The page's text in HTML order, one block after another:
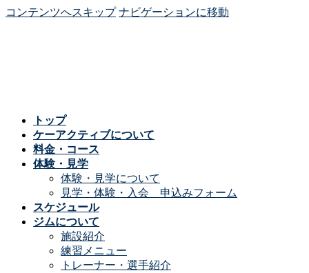
コンテンツへスキップ ナビゲーションに移動
トップ
ケーアクティブについて
料金・コース
体験・見学
体験・見学について
見学・体験・入会 申込みフォーム
スケジュール
ジムについて
施設紹介
練習メニュー
トレーナー・選手紹介